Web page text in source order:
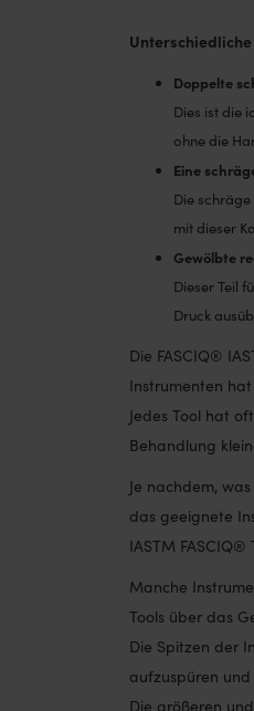
Unterschiedliche
Doppelte
Dies ist die
ohne die
Eine
Die
mit dieser
Gewölbte
Dieser Teil
Druck
Die FASCIQ®
Instrumenten
Jedes Tool hat
Behandlung
Je nachdem,
das geeignete
IASTM FASCIQ®
Manche
Tools über das
Die Spitzen der
aufzuspüren
Die größeren